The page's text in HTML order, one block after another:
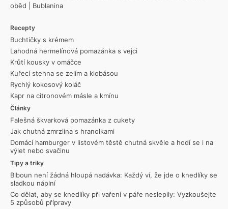
oběd
Bublanina
Recepty
Buchtičky s krémem
Lahodná hermelínová pomazánka s vejci
Krůtí kousky v omáčce
Kuřecí stehna se zelím a klobásou
Rychlý kokosový koláč
Kapr na citronovém másle a kmínu
Články
Falešná škvarková pomazánka z cukety
Jak chutná zmrzlina s hranolkami
Domácí hamburger v listovém těstě chutná skvěle a hodí se i na
výlet nebo svačinu
Tipy a triky
Blboun není žádná hloupá nadávka: Každý ví, že jde o knedlíky se
sladkou náplní
Co dělat, aby se knedlíky při vaření v páře neslepily: Vyzkoušejte
5 způsobů přípravy